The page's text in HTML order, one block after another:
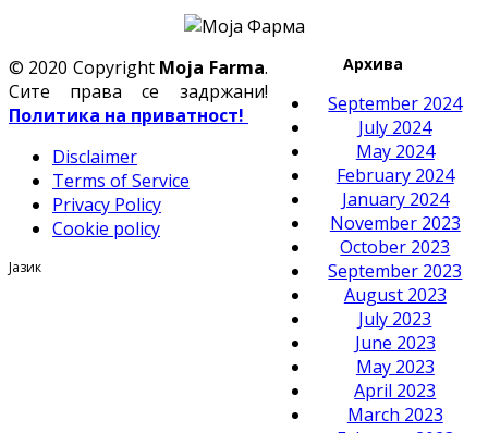
Архива
September 2024
July 2024
May 2024
February 2024
January 2024
November 2023
October 2023
September 2023
August 2023
July 2023
June 2023
May 2023
April 2023
March 2023
© 2020 Copyright Moja Farma.
Сите права се задржани!
Политика на приватност!
Disclaimer
Terms of Service
Privacy Policy
Cookie policy
Јазик